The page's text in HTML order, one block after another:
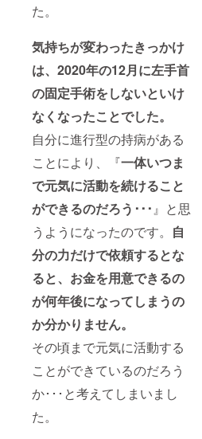
た。
気持ちが変わったきっかけ
は、2020年の12月に左手首
の固定手術をしないといけ
なくなったことでした。
自分に進行型の持病がある
ことにより、『一体いつま
で元気に活動を続けること
ができるのだろう･･･』と思
うようになったのです。 自
分の力だけで依頼するとな
ると、お金を用意できるの
が何年後になってしまうの
か分かりません。
その頃まで元気に活動する
ことができているのだろう
か･･･と考えてしまいまし
た。